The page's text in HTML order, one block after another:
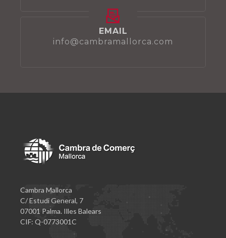
EMAIL
info@cambramallorca.com
Cambra Mallorca
C/ Estudi General, 7
07001 Palma. Illes Balears
CIF: Q-0773001C